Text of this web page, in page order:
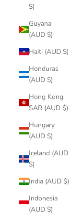
$)
Guyana
(AUD $)
Haiti (AUD $)
Honduras
(AUD $)
Hong Kong
SAR (AUD $)
Hungary
(AUD $)
Iceland (AUD
$)
India (AUD $)
Indonesia
(AUD $)